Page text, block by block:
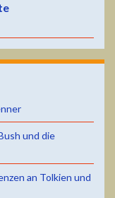
und die
an Tolkien und